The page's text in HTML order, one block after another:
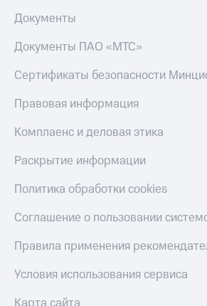
Документы
Документы ПАО «МТС»
Сертификаты безопасности
Правовая информация
Комплаенс и деловая этика
Раскрытие информации
Политика обработки cookies
Соглашение о пользовании
Правила применения
Условия использования сервиса